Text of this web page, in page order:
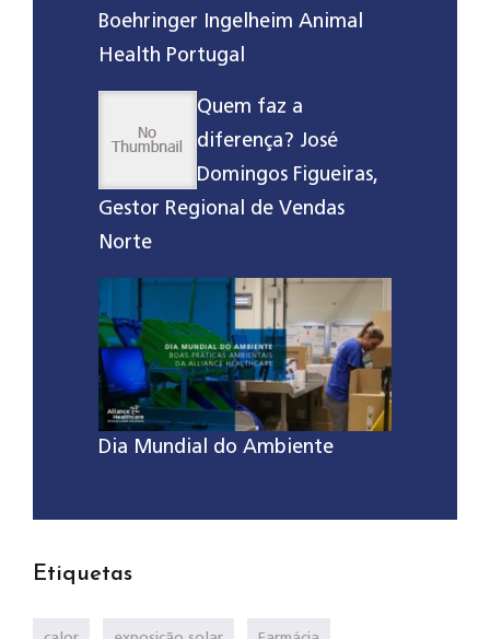
Boehringer Ingelheim Animal
Health Portugal
Quem faz a
diferença? José
Domingos Figueiras,
Gestor Regional de Vendas
Norte
Dia Mundial do Ambiente
Etiquetas